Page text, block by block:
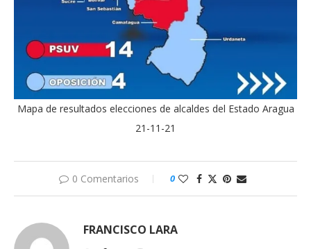
Mapa de resultados elecciones de alcaldes del Estado Aragua
21-11-21
0 Comentarios 0
FRANCISCO LARA